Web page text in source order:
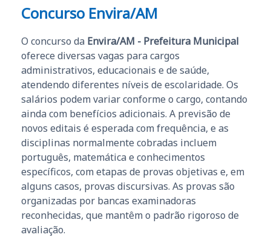
Concurso Envira/AM
O concurso da Envira/AM - Prefeitura Municipal
oferece diversas vagas para cargos
administrativos, educacionais e de saúde,
atendendo diferentes níveis de escolaridade. Os
salários podem variar conforme o cargo, contando
ainda com benefícios adicionais. A previsão de
novos editais é esperada com frequência, e as
disciplinas normalmente cobradas incluem
português, matemática e conhecimentos
específicos, com etapas de provas objetivas e, em
alguns casos, provas discursivas. As provas são
organizadas por bancas examinadoras
reconhecidas, que mantêm o padrão rigoroso de
avaliação.